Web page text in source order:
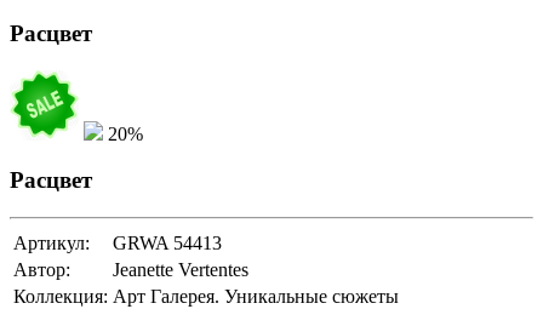
Расцвет
20%
Расцвет
Артикул:
GRWA 54413
Автор:
Jeanette Vertentes
Коллекция: Арт Галерея. Уникальные сюжеты